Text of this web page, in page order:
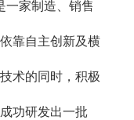
家制造、销售
靠自主创新及横
术的同时，积极
功研发出一批